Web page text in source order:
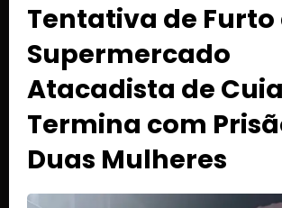
Tentativa de Furto
Supermercado
Atacadista de
Termina com
Duas Mulheres